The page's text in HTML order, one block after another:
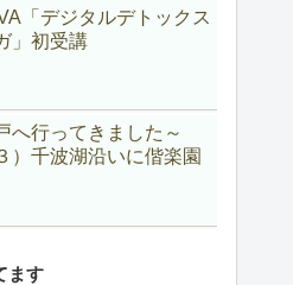
「デジタルデトックス
」初受講
へ行ってきました～
）千波湖沿いに偕楽園
ます